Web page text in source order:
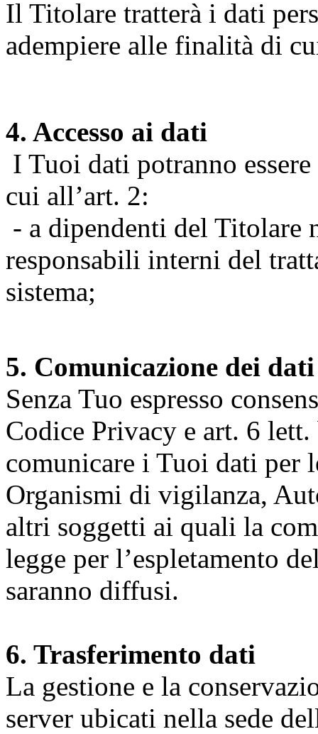
Il Titolare tratterà i dati
adempiere alle finalità di
4. Accesso ai dati
I Tuoi dati potranno
cui all’art. 2:
- a dipendenti del Titolare
responsabili interni del
sistema;
5. Comunicazione dei dati
Senza Tuo espresso
Codice Privacy e art. 6
comunicare i Tuoi dati per
Organismi di vigilanza,
altri soggetti ai quali la
legge per l’espletamento
saranno diffusi.
6. Trasferimento dati
La gestione e la
server ubicati nella sede